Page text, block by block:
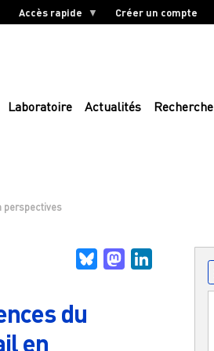
Accès rapide Créer un compte
Laboratoire Actualités Recherche
perspectives
BlueskyMastodon
du
en